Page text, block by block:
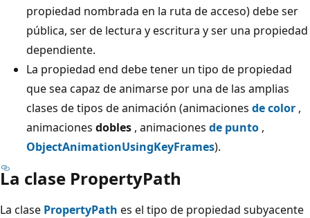
propiedad nombrada en la ruta de acceso) debe ser
pública, ser de lectura y escritura y ser una propiedad
dependiente.
La propiedad end debe tener un tipo de propiedad
que sea capaz de animarse por una de las amplias
clases de tipos de animación (animaciones de color ,
animaciones dobles , animaciones de punto ,
ObjectAnimationUsingKeyFrames).
La clase PropertyPath
La clase PropertyPath es el tipo de propiedad subyacente